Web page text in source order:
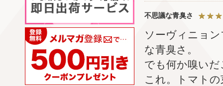
不思議な青臭さ
ソーヴィニョ
な青臭さ。
でも何か嗅い
これ。トマト